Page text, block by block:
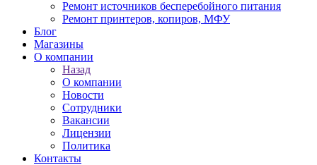
Ремонт источников бесперебойного питания
Ремонт принтеров, копиров, МФУ
Блог
Магазины
О компании
Назад
О компании
Новости
Сотрудники
Вакансии
Лицензии
Политика
Контакты